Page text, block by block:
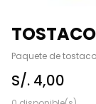
Paquete de
S/. 4,00